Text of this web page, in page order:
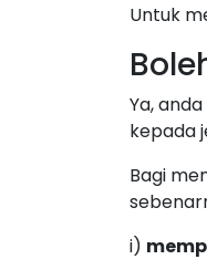
Untuk
Ya,
kepada
Bagi
i)